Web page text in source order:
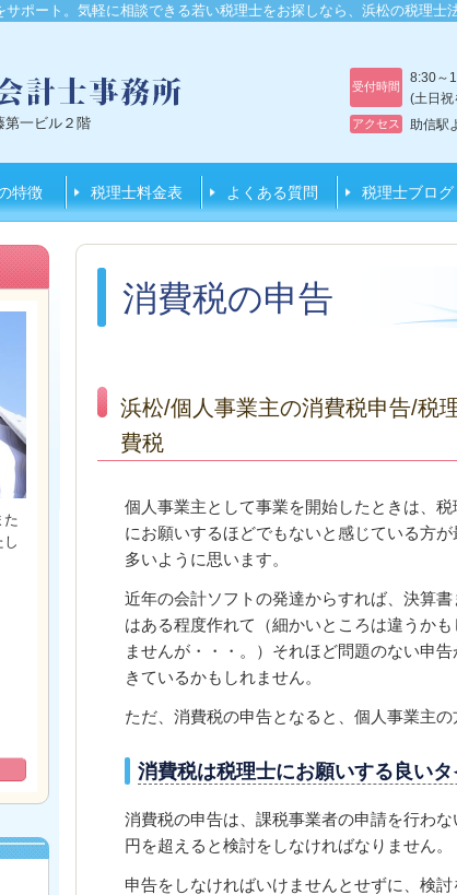
ポート。気軽に相談できる若い税理士をお探しなら、浜松の税理士
第一ビル２階
受付時間
8:30～
(土日祝
アクセス 助信駅
特徴 税理士料金表 よくある質問 税理士ブログ
消費税の申告
浜松/個人事業主の消費税申告/税
費税
個人事業主として事業を開始したときは、税
にお願いするほどでもないと感じている方が
多いように思います。
近年の会計ソフトの発達からすれば、決算書
はある程度作れて（細かいところは違うかも
ませんが・・・。）それほど問題のない申告
きているかもしれません。
ただ、消費税の申告となると、個人事業主の
消費税は税理士にお願いする良いタ
消費税の申告は、課税事業者の申請を行わ
円を超えると検討をしなければなりません。
申告をしなければいけませんとせずに、検
た